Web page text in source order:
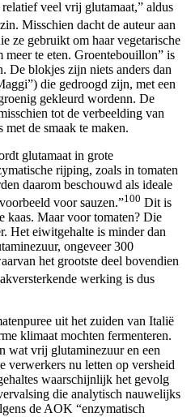
veel vrij glutamaat,” aldus
Misschien dacht de auteur aan
ze gebruikt om haar vegetarische
te eten. Groentebouillon” is
De blokjes zijn niets anders dan
die gedroogd zijn, met een
gekleurd wordenn. De
tot de verbeelding van
met de smaak te maken.
glutamaat in grote
rijping, zoals in tomaten
daarom beschouwd als ideale
voor sauzen.”100 Dit is
kaas. Maar voor tomaten? Die
Het eiwitgehalte is minder dan
ongeveer 300
het grootste deel bovendien
werking is dus
uit het zuiden van Italië
klimaat mochten fermenteren.
wat vrij glutaminezuur en een
verwerkers nu letten op versheid
waarschijnlijk het gevolg
die analytisch nauwelijks
de AOK “enzymatisch